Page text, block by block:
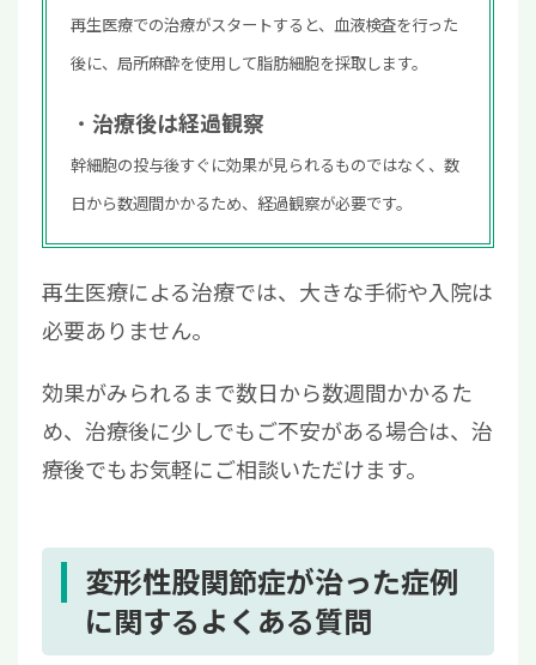
再生医療での治療がスタートすると、血液検査を行った
後に、局所麻酔を使用して脂肪細胞を採取します。
治療後は経過観察
幹細胞の投与後すぐに効果が見られるものではなく、数
日から数週間かかるため、経過観察が必要です。
再生医療による治療では、大きな手術や入院は
必要ありません。
効果がみられるまで数日から数週間かかるた
め、治療後に少しでもご不安がある場合は、治
療後でもお気軽にご相談いただけます。
変形性股関節症が治った症例
に関するよくある質問